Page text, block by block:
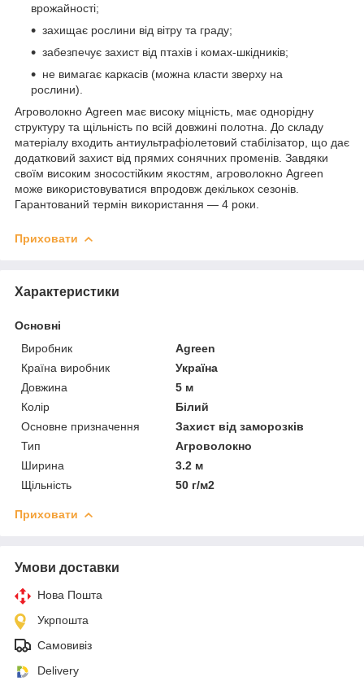
врожайності;
захищає рослини від вітру та граду;
забезпечує захист від птахів і комах-шкідників;
не вимагає каркасів (можна класти зверху на
рослини).
Агроволокно Agreen має високу міцність, має однорідну
структуру та щільність по всій довжині полотна. До складу
матеріалу входить антиультрафіолетовий стабілізатор, що дає
додатковий захист від прямих сонячних променів. Завдяки
своїм високим зносостійким якостям, агроволокно Agreen
може використовуватися впродовж декількох сезонів.
Гарантований термін використання — 4 роки.
Приховати
Характеристики
Основні
Виробник
Agreen
Країна виробник
Україна
Довжина
5 м
Колір
Білий
Основне призначення
Захист від заморозків
Тип
Агроволокно
Ширина
3.2 м
Щільність
50 г/м2
Приховати
Умови доставки
Нова Пошта
Укрпошта
Самовивіз
Delivery